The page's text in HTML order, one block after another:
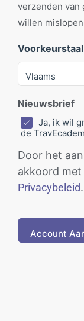
verzenden van
willen
Voorkeurstaal
Nieuwsbrief
Ja, ik wil
de
Door het
akkoord met
Privacybeleid.